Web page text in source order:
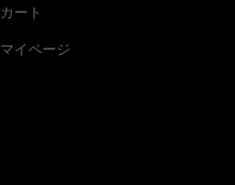
カート
マイページ